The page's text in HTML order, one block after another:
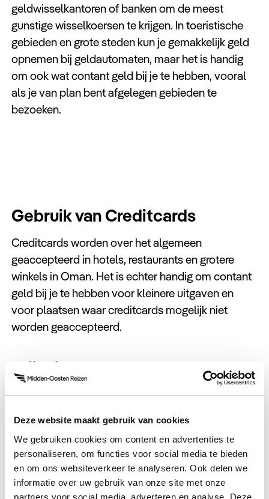
Deze website maakt gebruik van cookies
We gebruiken cookies om content en advertenties te
personaliseren, om functies voor social media te bieden
en om ons websiteverkeer te analyseren. Ook delen we
informatie over uw gebruik van onze site met onze
partners voor social media, adverteren en analyse. Deze
geldwisselkantoren of banken om de meest
gunstige wisselkoersen te krijgen. In toeristische
gebieden en grote steden kun je gemakkelijk geld
opnemen bij geldautomaten, maar het is handig
om ook wat contant geld bij je te hebben, vooral
als je van plan bent afgelegen gebieden te
bezoeken.
Gebruik van Creditcards
Creditcards worden over het algemeen
geaccepteerd in hotels, restaurants en grotere
winkels in Oman. Het is echter handig om contant
geld bij je te hebben voor kleinere uitgaven en
voor plaatsen waar creditcards mogelijk niet
worden geaccepteerd.
Prijsniveau en Onderhandelen
Oman staat bekend om zijn redelijk stabiele
om te onderhandelen over prijzen, dus voel je vrij
om je onderhandelingsvaardigheden in de praktijk
te brengen.
Het begrijpen van de Omaanse Rial en het hebben